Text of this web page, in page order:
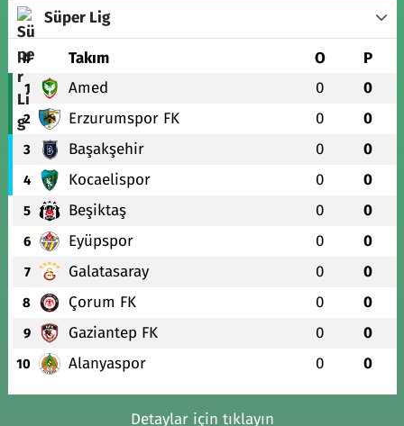
Süper Lig
# Takım O P
1 Amed 0 0
2 Erzurumspor FK 0 0
3 Başakşehir 0 0
4 Kocaelispor 0 0
5 Beşiktaş 0 0
6 Eyüpspor 0 0
7 Galatasaray 0 0
8 Çorum FK 0 0
9 Gaziantep FK 0 0
10 Alanyaspor 0 0
Detaylar için tıklayın